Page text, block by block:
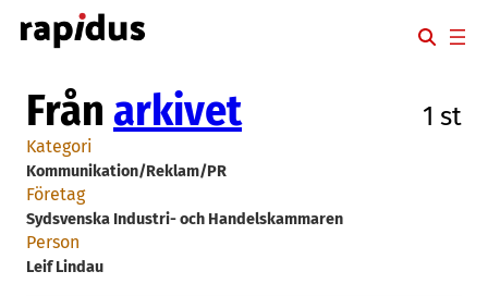
Hoppa
till
Från arkivet 1 st
Kategori
Kommunikation/Reklam/PR
Företag
Sydsvenska Industri- och Handelskammaren
Person
Leif Lindau